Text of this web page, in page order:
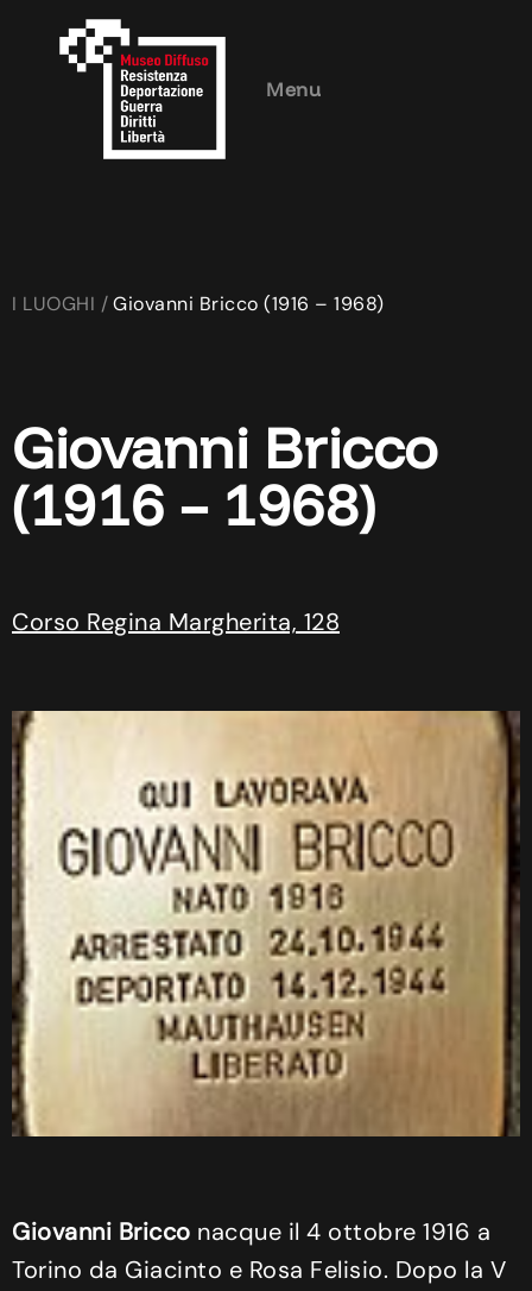
Menu
I LUOGHI /Giovanni Bricco (1916 – 1968)
Giovanni Bricco
(1916 – 1968)
Corso Regina Margherita, 128
Giovanni Bricco nacque il 4 ottobre 1916 a
Torino da Giacinto e Rosa Felisio. Dopo la V